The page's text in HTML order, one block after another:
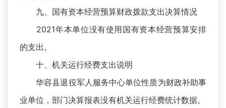
九、国有资本经营预算财政拨款支出决算情况
2021年本单位没有使用国有资本经营预算安排
的支出。
十、机关运行经费支出说明
华容县退役军人服务中心单位性质为财政补助事
业单位，部门决算报表没有机关运行经费统计数据。